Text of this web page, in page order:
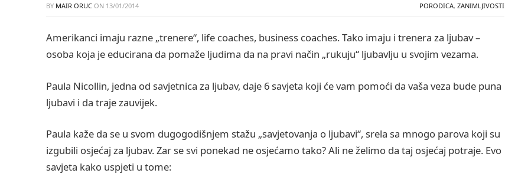
BY MAIR ORUC ON 13/01/2014 PORODICA, ZANIMLJIVOSTI
Amerikanci imaju razne „trenere“, life coaches, business coaches. Tako imaju i trenera za ljubav –
osoba koja je educirana da pomaže ljudima da na pravi način „rukuju“ ljubavlju u svojim vezama.
Paula Nicollin, jedna od savjetnica za ljubav, daje 6 savjeta koji će vam pomoći da vaša veza bude puna
ljubavi i da traje zauvijek.
Paula kaže da se u svom dugogodišnjem stažu „savjetovanja o ljubavi“, srela sa mnogo parova koji su
izgubili osjećaj za ljubav. Zar se svi ponekad ne osjećamo tako? Ali ne želimo da taj osjećaj potraje. Evo
savjeta kako uspjeti u tome: